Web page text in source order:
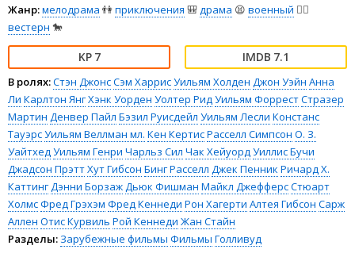
Жанр:мелодрама 👫приключения 🎒 драма 😫 военный 👨‍✈️
вестерн 🐎
7 7.1
В ролях:Стэн ДжонсСэм ХаррисУильям Холден Джон Уэйн Анна
Ли Карлтон ЯнгХэнк Уорден Уолтер Рид Уильям ФоррестСтразер
Мартин Денвер Пайл Бэзил Руисдейл Уильям Лесли Констанс
ТауэрсУильям Веллман мл. Кен КертисРасселл Симпсон О. З.
Уайтхед Уильям Генри Чарльз Сил Чак Хейуорд Уиллис Бучи
Джадсон ПрэттХут Гибсон Бинг Расселл Джек Пенник Ричард Х.
Каттинг Дэнни Борзаж Дьюк Фишман Майкл ДжефферсСтюарт
ХолмсФред Грэхэм Фред Кеннеди Рон Хагерти Алтея Гибсон Сарж
Аллен Отис Курвиль Рой Кеннеди Жан Стайн
Разделы: Зарубежные фильмы Фильмы Голливуд